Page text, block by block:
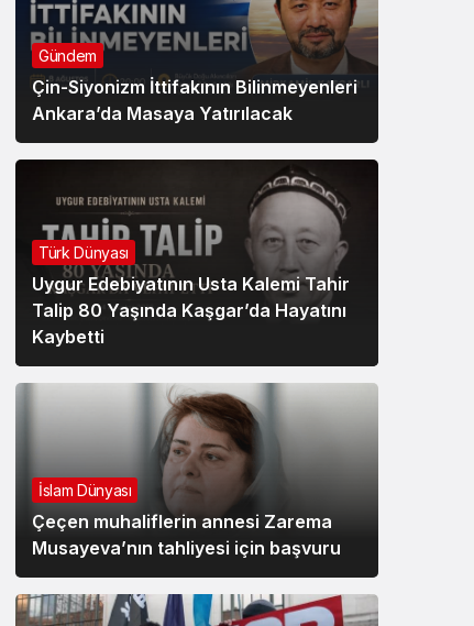
Gündem
Çin-Siyonizm İttifakının Bilinmeyenleri
Ankara’da Masaya Yatırılacak
Türk Dünyası
Uygur Edebiyatının Usta Kalemi Tahir
Talip 80 Yaşında Kaşgar’da Hayatını
Kaybetti
İslam Dünyası
Çeçen muhaliflerin annesi Zarema
Musayeva’nın tahliyesi için başvuru